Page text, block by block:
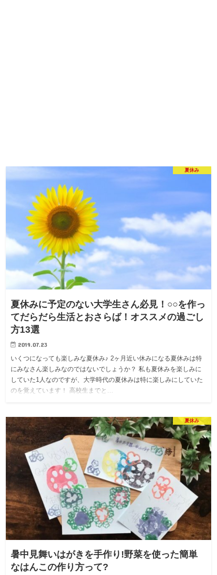
夏休み
夏休みに予定のない大学生さん必見！○○を作っ
てだらだら生活とおさらば！オススメの過ごし
方13選
2019.07.23
いくつになっても楽しみな夏休み♪ 2ヶ月近い休みになる夏休みは特
にみなさん楽しみなのではないでしょうか？ 私も夏休みを楽しみに
していた1人なのですが、大学時代の夏休みは特に楽しみにしていた
のを覚えています！ 高校生までと…
夏休み
暑中見舞いはがきを手作り!野菜を使った簡単
なはんこの作り方って?